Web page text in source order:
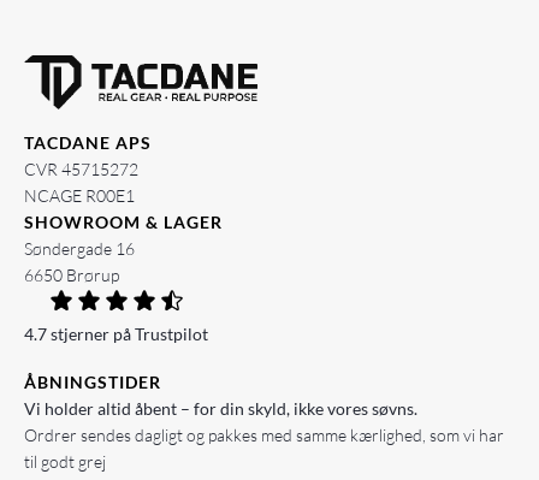
TACDANE APS
CVR 45715272
NCAGE R00E1
SHOWROOM & LAGER
Søndergade 16
6650 Brørup
4.7 stjerner på Trustpilot
ÅBNINGSTIDER
Vi holder altid åbent – for din skyld, ikke vores søvns.
Ordrer sendes dagligt og pakkes med samme kærlighed, som vi har
til godt grej